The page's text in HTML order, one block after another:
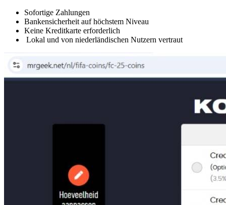
Sofortige Zahlungen
Bankensicherheit auf höchstem Niveau
Keine Kreditkarte erforderlich
Lokal und von niederländischen Nutzern vertraut